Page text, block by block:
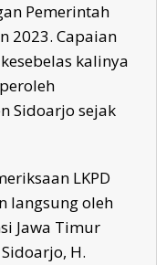
Pemerintah
2023. Capaian
kalinya
Sidoarjo sejak
LKPD
langsung oleh
Jawa Timur
H.